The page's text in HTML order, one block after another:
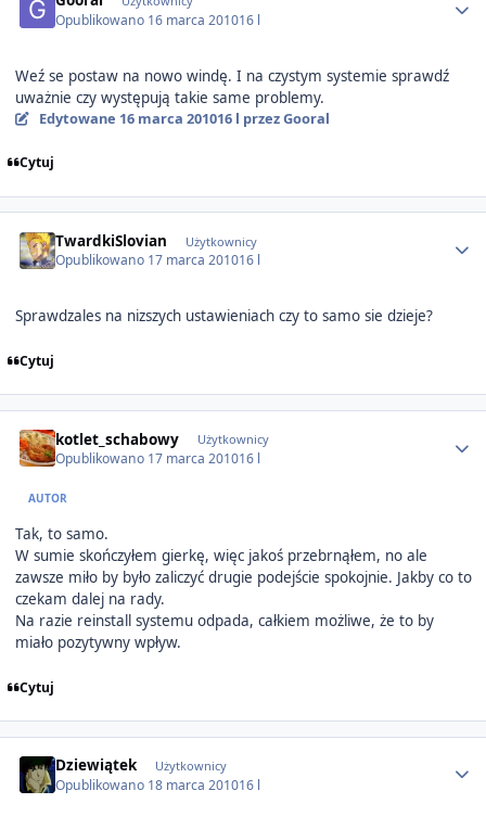
Opublikowano 16 marca 201016 l
Weź se postaw na nowo windę. I na czystym systemie sprawdź
uważnie czy występują takie same problemy.
Edytowane 16 marca 201016 l przez Gooral
Cytuj
TwardkiSlovian Użytkownicy
Opublikowano 17 marca 201016 l
Sprawdzales na nizszych ustawieniach czy to samo sie dzieje?
Cytuj
kotlet_schabowy Użytkownicy
Opublikowano 17 marca 201016 l
AUTOR
Tak, to samo.
W sumie skończyłem gierkę, więc jakoś przebrnąłem, no ale
zawsze miło by było zaliczyć drugie podejście spokojnie. Jakby co to
czekam dalej na rady.
Na razie reinstall systemu odpada, całkiem możliwe, że to by
miało pozytywny wpływ.
Cytuj
Dziewiątek Użytkownicy
Opublikowano 18 marca 201016 l